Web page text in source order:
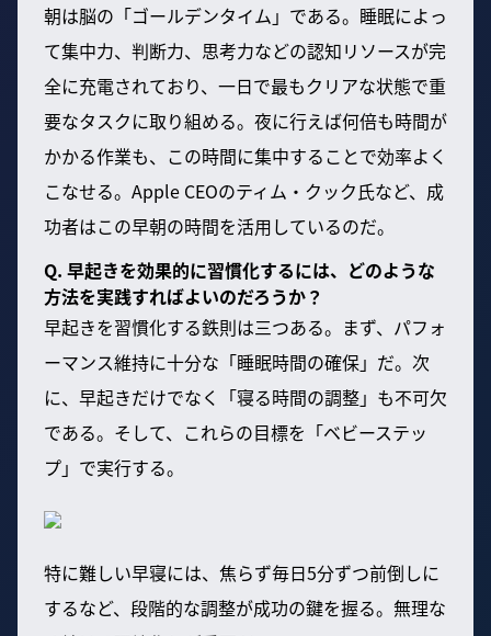
朝は脳の「ゴールデンタイム」である。睡眠によっ
て集中力、判断力、思考力などの認知リソースが完
全に充電されており、一日で最もクリアな状態で重
要なタスクに取り組める。夜に行えば何倍も時間が
かかる作業も、この時間に集中することで効率よく
こなせる。Apple CEOのティム・クック氏など、成
功者はこの早朝の時間を活用しているのだ。
Q. 早起きを効果的に習慣化するには、どのような
方法を実践すればよいのだろうか？
早起きを習慣化する鉄則は三つある。まず、パフォ
ーマンス維持に十分な「睡眠時間の確保」だ。次
に、早起きだけでなく「寝る時間の調整」も不可欠
である。そして、これらの目標を「ベビーステッ
プ」で実行する。
特に難しい早寝には、焦らず毎日5分ずつ前倒しに
するなど、段階的な調整が成功の鍵を握る。無理な